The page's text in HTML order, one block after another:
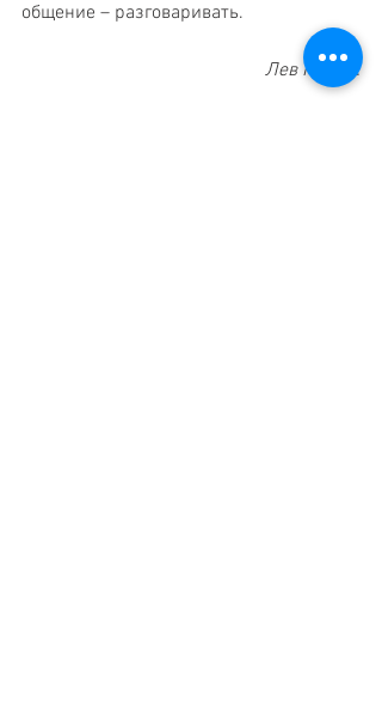
общение – разговаривать.
Лев Кацин.